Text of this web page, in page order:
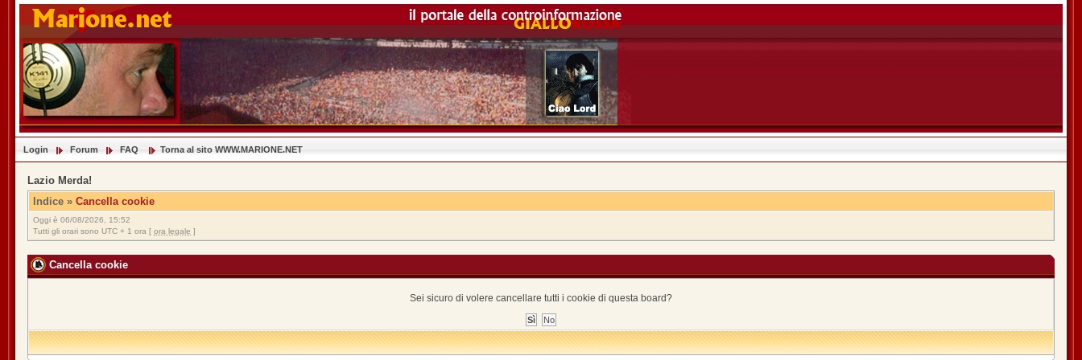
Login Forum FAQ Torna al sito WWW.MARIONE.NET
Lazio Merda!
Indice » Cancella cookie
Oggi è 06/08/2026, 15:52
Tutti gli orari sono UTC + 1 ora [ ora legale ]
Cancella cookie
Sei sicuro di volere cancellare tutti i cookie di questa board?